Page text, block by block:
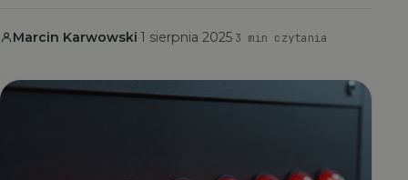
Marcin Karwowski 1 sierpnia 2025 3 min czytania